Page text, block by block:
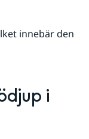
innebär den
i